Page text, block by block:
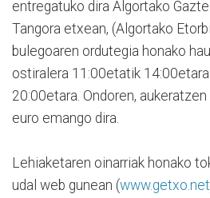
entregatuko dira Algortako
Tangora etxean, (Algortako
bulegoaren ordutegia honako
ostiralera 11:00etatik
20:00etara. Ondoren,
euro emango dira.
Lehiaketaren oinarriak honako
udal web gunean (www.getxo.net